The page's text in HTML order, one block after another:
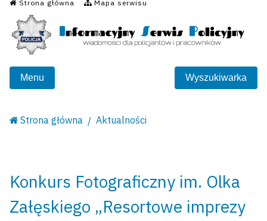
Strona główna Mapa serwisu
Menu Wyszukiwarka
Strona główna Aktualności
Konkurs Fotograficzny im. Olka
Załęskiego „Resortowe imprezy